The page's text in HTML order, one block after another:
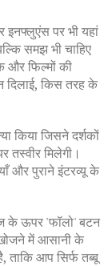
पर भी यहां
समझ भी चाहिए
और फिल्मों की
दिलाई, किस तरह के
किया जिसने दर्शकों
तस्वीर मिलेगी।
और पुराने इंटरव्यू के
के ऊपर 'फॉलो' बटन
में आसानी के
ताकि आप सिर्फ तब्बू